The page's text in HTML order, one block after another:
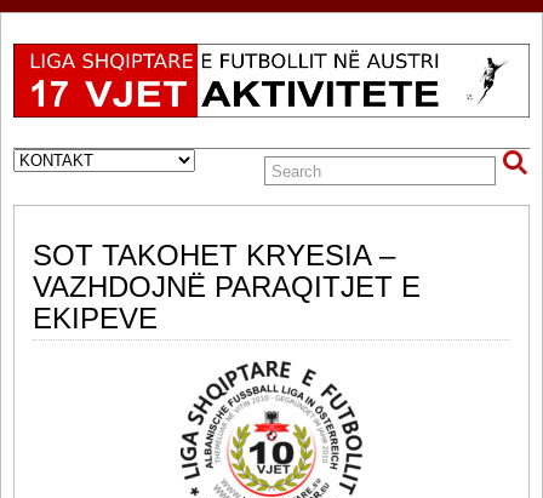
SOT TAKOHET KRYESIA –
VAZHDOJNË PARAQITJET E
EKIPEVE